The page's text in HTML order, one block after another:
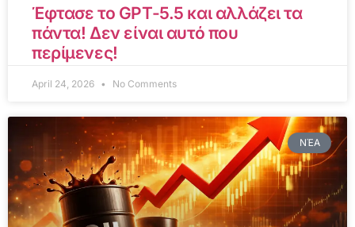
Έφτασε το GPT-5.5 και αλλάζει τα
πάντα! Δεν είναι αυτό που
περίμενες!
April 24, 2026 No Comments
ΝΈΑ